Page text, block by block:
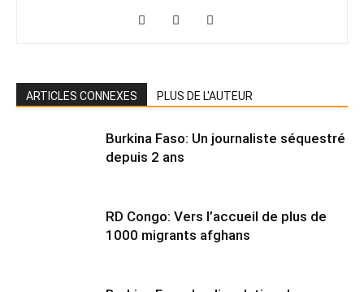
ARTICLES CONNEXES PLUS DE L'AUTEUR
Burkina Faso: Un journaliste séquestré
depuis 2 ans
RD Congo: Vers l’accueil de plus de
1000 migrants afghans